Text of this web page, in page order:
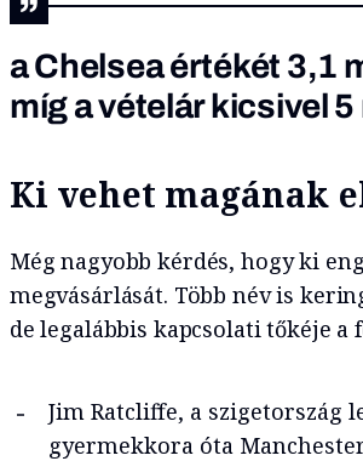
a Chelsea értékét 3,1
míg a vételár kicsivel
Ki vehet magának
Még nagyobb kérdés, hogy ki
megvásárlását. Több név is
de legalábbis kapcsolati tőkéje a
Jim Ratcliffe, a szigetország
gyermekkora óta